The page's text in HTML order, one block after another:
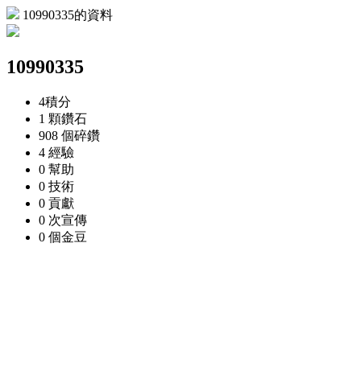
10990335的資料
10990335
4積分
1 顆鑽石
908 個碎鑽
4 經驗
0 幫助
0 技術
0 貢獻
0 次宣傳
0 個金豆